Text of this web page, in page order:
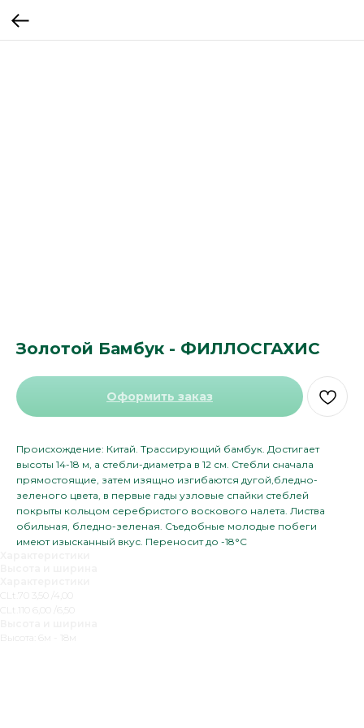
Золотой Бамбук - ФИЛЛОСГАХИС
Оформить заказ
Происхождение: Китай. Трассирующий бамбук. Достигает
высоты 14-18 м, а стебли-диаметра в 12 см. Стебли сначала
прямостоящие, затем изящно изгибаются дугой,бледно-
зеленого цвета, в первые гады узловые спайки стеблей
покрыты кольцом серебристого воскового налета. Листва
обильная, бледно-зеленая. Съедобные молодые побеги
имеют изысканный вкус. Переносит до -18°С
CLt.70 3,50 /4,00
CLt.110 6,00 /6,50
Высота: 6м - 18м